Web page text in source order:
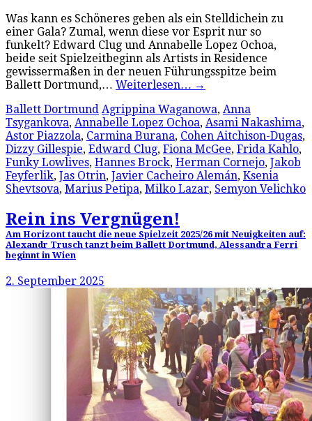
Was kann es Schöneres geben als ein Stelldichein zu
einer Gala? Zumal, wenn diese vor Esprit nur so
funkelt? Edward Clug und Annabelle Lopez Ochoa,
beide seit Spielzeitbeginn als Artists in Residence
gewissermaßen in der neuen Führungsspitze beim
Ballett Dortmund,… Weiterlesen… →
Ballett Dortmund Agrippina Waganowa, Anna
Tsygankova, Annabelle Lopez Ochoa, Asami Nakashima,
Astor Piazzola, Carmina Burana, Cohen Aitchison-Dugas,
Dizzy Gillespie, Edward Clug, Fiona McGee, Frida Kahlo,
Funky Lowlives, Hannes Brock, Herman Cornejo, Jakob
Feyferlik, Jas Otrin, Javier Cacheiro Alemán, Ksenia
Shevtsova, Marius Petipa, Milko Lazar, Semyon Velichko
Rein ins Vergnügen!
Am Horizont taucht die neue Spielzeit 2025/26 mit Neuigkeiten auf:
Alexandr Trusch tanzt beim Ballett Dortmund, Alessandra Ferri
beginnt in Wien
2. September 2025